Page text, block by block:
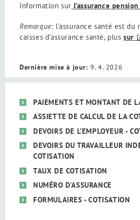
Information sur l’assurance
Remarque: l’assurance santé est du
caisses d’assurance santé, plussur
Dernière mise à jour: 9. 4. 2026
PAIEMENTS ET MONTANT DE
ASSIETTE DE CALCUL DE LA
DEVOIRS DE L’EMPLOYEUR -
DEVOIRS DU TRAVAILLEUR
COTISATION
TAUX DE COTISATION
NUMÉRO D'ASSURANCE
FORMULAIRES - COTISATION